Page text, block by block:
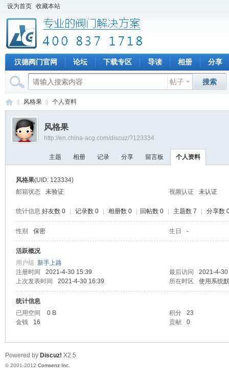
设为首页 收藏本站
汉德阀门官网 论坛 下载专区 导读 相册 分享
帖子 搜索
›
风格果 个人资料
风格果
http://en.china-acg.com/discuz/?123334
主题 相册 记录 分享 留言板 个人资料
风格果(UID: 123334)
邮箱状态
未验证 视频认证 未认证
统计信息 好友数 0 记录数 0 相册数 0 回帖数 0 主题数 7 分享数
性别 保密 生日 -
活跃概况
用户组 新手上路
注册时间
2021-4-30 15:39 最后访问
2021-4-
上次发表时间
2021-4-30 16:39 所在时区 使用系统
统计信息
已用空间
0 B 积分
23
金钱
16 贡献 0
Powered by Discuz! X2.5
© 2001-2012 Comsenz Inc.